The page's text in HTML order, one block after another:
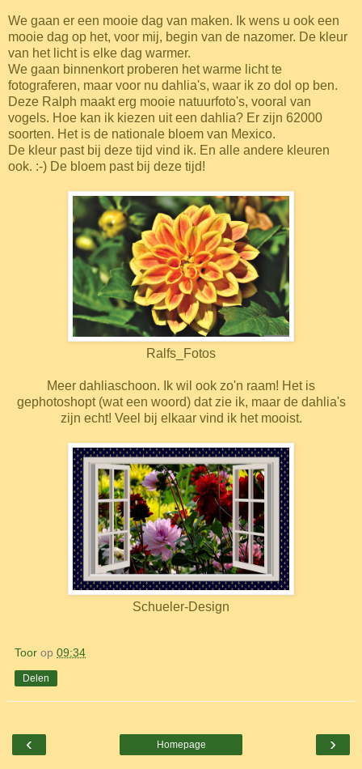
We gaan er een mooie dag van maken. Ik wens u ook een
mooie dag op het, voor mij, begin van de nazomer. De kleur
van het licht is elke dag warmer.
We gaan binnenkort proberen het warme licht te
fotograferen, maar voor nu dahlia's, waar ik zo dol op ben.
Deze Ralph maakt erg mooie natuurfoto's, vooral van
vogels. Hoe kan ik kiezen uit een dahlia? Er zijn 62000
soorten. Het is de nationale bloem van Mexico.
De kleur past bij deze tijd vind ik. En alle andere kleuren
ook. :-) De bloem past bij deze tijd!
Ralfs_Fotos
Meer dahliaschoon. Ik wil ook zo'n raam! Het is
gephotoshopt (wat een woord) dat zie ik, maar de dahlia's
zijn echt! Veel bij elkaar vind ik het mooist.
Schueler-Design
Toor op 09:34
Delen
‹ ›
Homepage